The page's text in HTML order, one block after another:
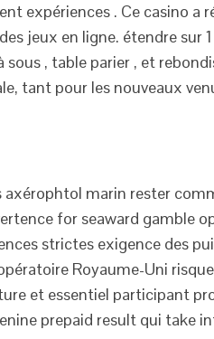
expériences . Ce casino
jeux en ligne. étendre sur
, table parier , et
tant pour les nouveaux
marin rester
for seaward gamble
strictes exigence des
Royaume-Uni
et essentiel participant
prepaid result qui take